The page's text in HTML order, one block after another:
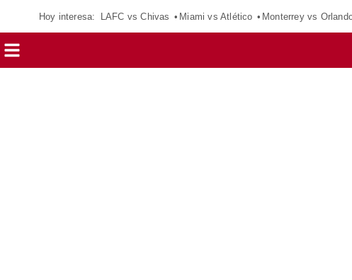
Hoy interesa: LAFC vs Chivas Miami vs Atlético Monterrey vs